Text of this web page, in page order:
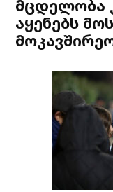
მცდელობა
აყენებს